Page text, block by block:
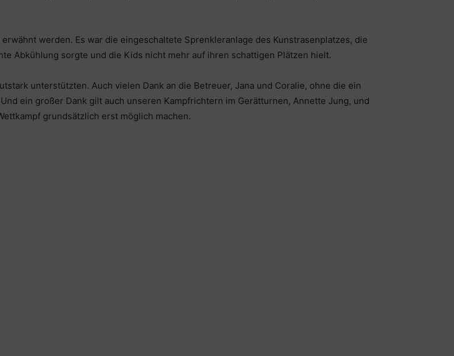
werden. Es war die eingeschaltete Sprenkleranlage des Kunstrasenplatzes, die
Abkühlung sorgte und die Kids nicht mehr auf ihren schattigen Plätzen hielt.
unterstützten. Auch vielen Dank an die Betreuer, Jana und Coralie, ohne die ein
ein großer Dank gilt auch unseren Kampfrichtern im Gerätturnen, Annette Jung, und
grundsätzlich erst möglich machen.